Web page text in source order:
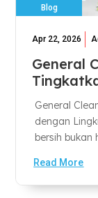
Blog
Apr 22, 2026
General
General
dengan
bersih bukan
Read More